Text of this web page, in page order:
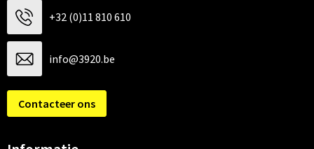
+32 (0)11 810 610
info@3920.be
Contacteer ons